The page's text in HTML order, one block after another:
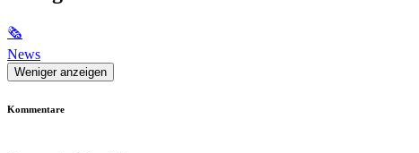
🗞
News
Weniger anzeigen
Kommentare